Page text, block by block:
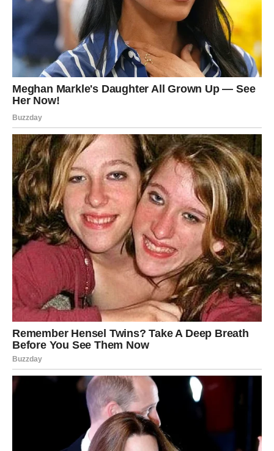
Pred vama su veoma pozitivni trenuci.
ŠKORPIJA
Škorpijama dolazi veliki finansijski preokret.
Ono što je dugo bilo blokirano sada konačno dolazi na
svoje mjesto.
Sudbina vam šalje veliko bogatstvo
Pred vama su veoma snažni i uspješni trenuci.
STRIJELAC
Strijelčevi su znak kojem ovaj vikend dolazi nepredviđeni
trošak.
Moguće je da ćete morati izdvojiti novac za nešto što
niste planirali, zato budite oprezni sa finansijama.
Ne donosite impulsivne odluke
Pred vama su veoma važni trenuci opreza.